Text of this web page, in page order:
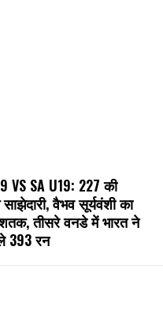
VS SA U19: 227 की
वैभव सूर्यवंशी का
तीसरे वनडे में भारत ने
393 रन